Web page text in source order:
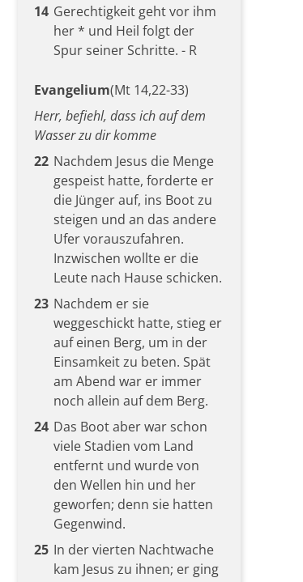
14 Gerechtigkeit geht vor ihm
her * und Heil folgt der
Spur seiner Schritte. - R
Evangelium(Mt 14,22-33)
Herr, befiehl, dass ich auf dem
Wasser zu dir komme
22 Nachdem Jesus die Menge
gespeist hatte, forderte er
die Jünger auf, ins Boot zu
steigen und an das andere
Ufer vorauszufahren.
Inzwischen wollte er die
Leute nach Hause schicken.
23 Nachdem er sie
weggeschickt hatte, stieg er
auf einen Berg, um in der
Einsamkeit zu beten. Spät
am Abend war er immer
noch allein auf dem Berg.
24 Das Boot aber war schon
viele Stadien vom Land
entfernt und wurde von
den Wellen hin und her
geworfen; denn sie hatten
Gegenwind.
25 In der vierten Nachtwache
kam Jesus zu ihnen; er ging